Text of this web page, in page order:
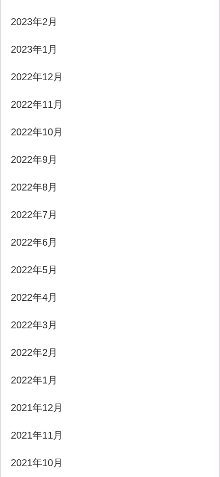
2023年2月
2023年1月
2022年12月
2022年11月
2022年10月
2022年9月
2022年8月
2022年7月
2022年6月
2022年5月
2022年4月
2022年3月
2022年2月
2022年1月
2021年12月
2021年11月
2021年10月